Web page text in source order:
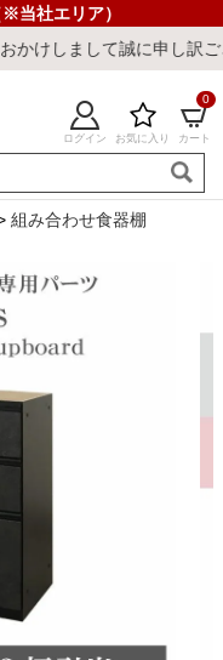
当社エリア）
に申し訳ございません。
ログイン お気に入り カート
0
登録
クデスク
組み合わせ食器棚